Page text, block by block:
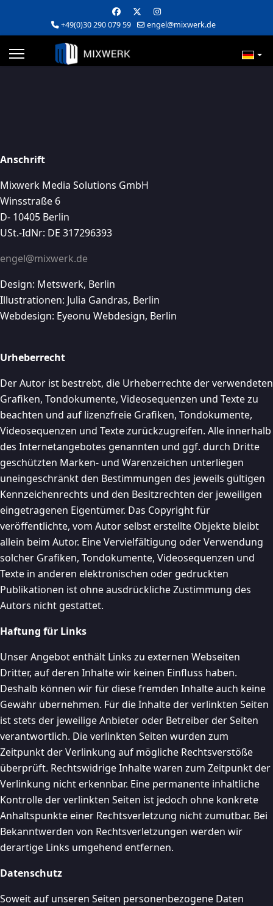
+49(0)30 290 079 59 engel@mixwerk.de
Anschrift
Mixwerk Media Solutions GmbH
Winsstraße 6
D- 10405 Berlin
USt.-IdNr: DE 317296393
engel@mixwerk.de
Design: Metswerk, Berlin
Illustrationen: Julia Gandras, Berlin
Webdesign: Eyeonu Webdesign, Berlin
Urheberrecht
Der Autor ist bestrebt, die Urheberrechte der verwendeten
Grafiken, Tondokumente, Videosequenzen und Texte zu
beachten und auf lizenzfreie Grafiken, Tondokumente,
Videosequenzen und Texte zurückzugreifen. Alle innerhalb
des Internetangebotes genannten und ggf. durch Dritte
geschützten Marken- und Warenzeichen unterliegen
uneingeschränkt den Bestimmungen des jeweils gültigen
Kennzeichenrechts und den Besitzrechten der jeweiligen
eingetragenen Eigentümer. Das Copyright für
veröffentlichte, vom Autor selbst erstellte Objekte bleibt
allein beim Autor. Eine Vervielfältigung oder Verwendung
solcher Grafiken, Tondokumente, Videosequenzen und
Texte in anderen elektronischen oder gedruckten
Publikationen ist ohne ausdrückliche Zustimmung des
Autors nicht gestattet.
Haftung für Links
Unser Angebot enthält Links zu externen Webseiten
Dritter, auf deren Inhalte wir keinen Einfluss haben.
Deshalb können wir für diese fremden Inhalte auch keine
Gewähr übernehmen. Für die Inhalte der verlinkten Seiten
ist stets der jeweilige Anbieter oder Betreiber der Seiten
verantwortlich. Die verlinkten Seiten wurden zum
Zeitpunkt der Verlinkung auf mögliche Rechtsverstöße
überprüft. Rechtswidrige Inhalte waren zum Zeitpunkt der
Verlinkung nicht erkennbar. Eine permanente inhaltliche
Kontrolle der verlinkten Seiten ist jedoch ohne konkrete
Anhaltspunkte einer Rechtsverletzung nicht zumutbar. Bei
Bekanntwerden von Rechtsverletzungen werden wir
derartige Links umgehend entfernen.
Datenschutz
Soweit auf unseren Seiten personenbezogene Daten